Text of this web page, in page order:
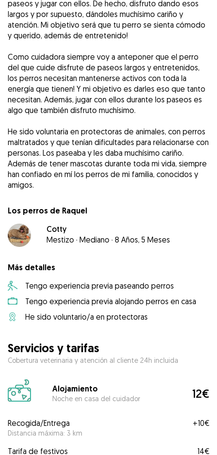
paseos y jugar con ellos. De hecho, disfruto dando esos
largos y por supuesto, dándoles muchísimo cariño y
atención. Mi objetivo será que tu perro se sienta cómodo
y querido, además de entretenido!
Como cuidadora siempre voy a anteponer que el perro
del que cuide disfrute de paseos largos y entretenidos,
los perros necesitan mantenerse activos con toda la
energía que tienen! Y mi objetivo es darles eso que tanto
necesitan. Además, jugar con ellos durante los paseos es
algo que también disfruto muchísimo.
He sido voluntaria en protectoras de animales, con perros
maltratados y que tenían dificultades para relacionarse con
personas. Los paseaba y les daba muchísimo cariño.
Además de tener mascotas durante toda mi vida, siempre
han confiado en mí los perros de mi familia, conocidos y
Los perros de Raquel
Cotty
Mestizo · Mediano · 8 Años, 5 Meses
Más detalles
Tengo experiencia previa paseando perros
Tengo experiencia previa alojando perros en casa
He sido voluntario/a en protectoras
Servicios y tarifas
Cobertura veterinaria y atención al cliente 24h incluida
Alojamiento
Noche en casa del cuidador 12€
Recogida/Entrega
Distancia máxima: 3 km
+10€
Tarifa de festivos
14€